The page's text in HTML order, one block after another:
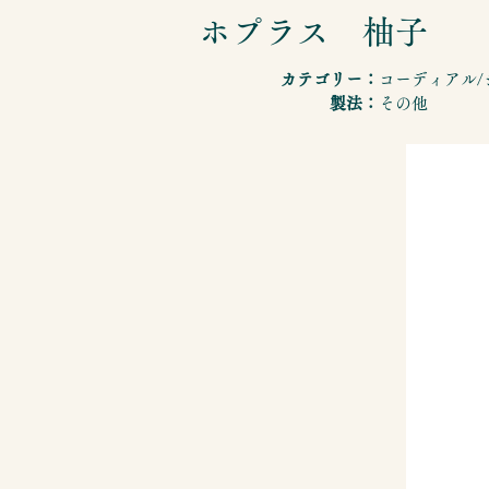
ホプラス 柚子
カテゴリー： コーディアル/
製法： その他